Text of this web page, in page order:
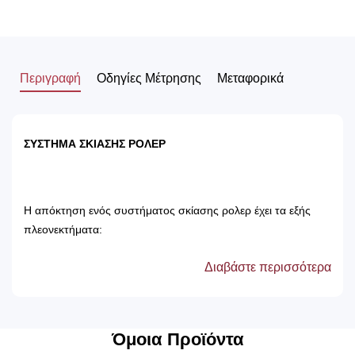
Περιγραφή Οδηγίες Μέτρησης Μεταφορικά
ΣΥΣΤΗΜΑ ΣΚΙΑΣΗΣ ΡΟΛΕΡ
Η απόκτηση ενός συστήματος σκίασης ρολερ έχει τα εξής
πλεονεκτήματα:
μόνο με ένα ελαφρός νωπό βέτεξ ή με
ατμοκαθαριστή.
Διαβάστε περισσότερα
Όμοια Προϊόντα